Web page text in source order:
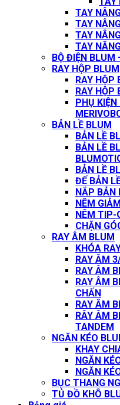
TAY
TAY
TAY
TAY
BỘ ĐIỆN BLUM
RAY HỘP BLUM
RAY HỘP
RAY HỘP
PHỤ
BẢN LỀ BLUM
BẢN LỀ
BẢN LỀ
BẢN LỀ
ĐẾ BẢN
NẮP BẢN
NÊM
NÊM TIP-
CHẶN
RAY ÂM BLUM
KHÓA
RAY ÂM
RAY ÂM
RAY ÂM
CHẤN
RAY ÂM
RÂY ÂM
TANDEM
NGĂN KÉO
KHAY
NGĂN
NGĂN
BỤC THANG
TỦ ĐỒ KHÔ